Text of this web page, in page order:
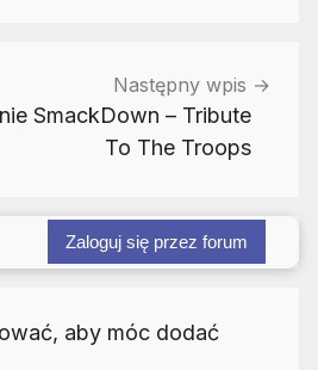
Następny wpis
SmackDown – Tribute
To The Troops
Zaloguj się przez forum
aby móc dodać